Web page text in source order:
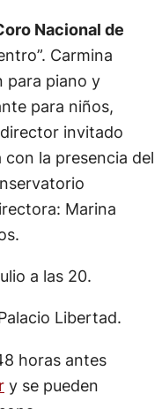
Nacional de
Carmina
para piano y
para niños,
invitado
la presencia del
Marina
a las 20.
Libertad.
horas antes
y se pueden